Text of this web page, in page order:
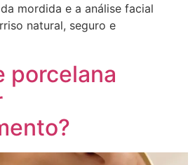
mordida e a análise facial
natural, seguro e
porcelana